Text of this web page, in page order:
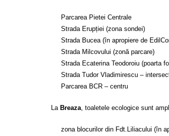
Parcarea Pietei Centrale
Strada Erupției (zona sondei)
Strada Bucea (în apropiere de
Strada Milcovului (zonă parcare)
Strada Ecaterina Teodoroiu (poarta
Strada Tudor Vladimirescu –
Parcarea BCR – centru
La Breaza , toaletele ecologice sunt
zona blocurilor din Fdt.Liliacului (în